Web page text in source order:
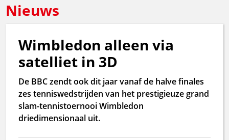
Nieuws
Wimbledon alleen via
satelliet in 3D
De BBC zendt ook dit jaar vanaf de halve finales
zes tenniswedstrijden van het prestigieuze grand
slam-tennistoernooi Wimbledon
driedimensionaal uit.